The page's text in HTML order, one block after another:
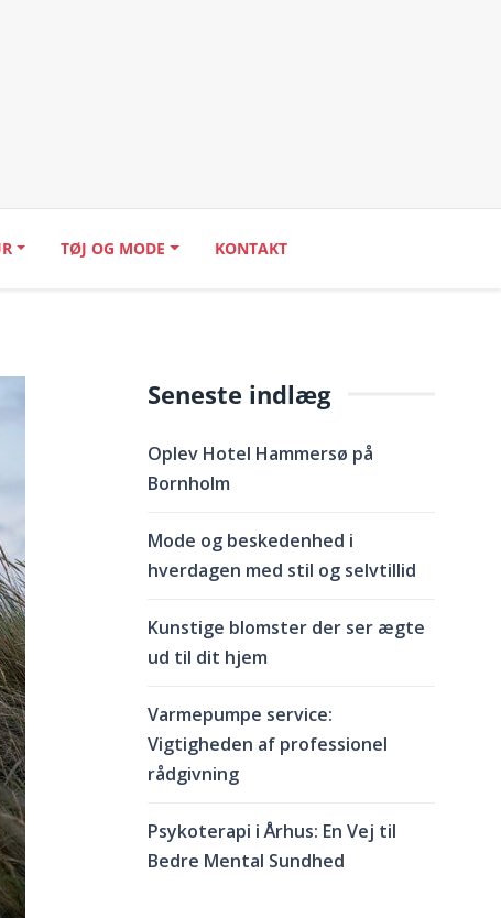
TØJ OG MODE KONTAKT
Seneste indlæg
Oplev Hotel Hammersø på
Bornholm
Mode og beskedenhed i
hverdagen med stil og selvtillid
Kunstige blomster der ser ægte
ud til dit hjem
Varmepumpe service:
Vigtigheden af professionel
rådgivning
Psykoterapi i Århus: En Vej til
Bedre Mental Sundhed